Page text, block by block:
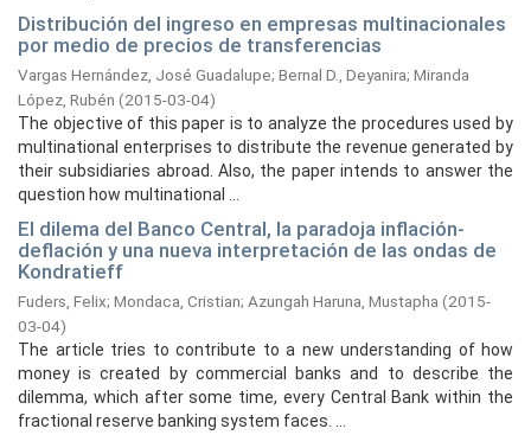
Distribución del ingreso en empresas multinacionales
por medio de precios de transferencias
Vargas Hernández, José Guadalupe; Bernal D., Deyanira; Miranda
López, Rubén (2015-03-04)
The objective of this paper is to analyze the procedures used by
multinational enterprises to distribute the revenue generated by
their subsidiaries abroad. Also, the paper intends to answer the
question how multinational ...
El dilema del Banco Central, la paradoja inflación-
deflación y una nueva interpretación de las ondas de
Kondratieff
Fuders, Felix; Mondaca, Cristian; Azungah Haruna, Mustapha (2015-
03-04)
The article tries to contribute to a new understanding of how
money is created by commercial banks and to describe the
dilemma, which after some time, every Central Bank within the
fractional reserve banking system faces. ...